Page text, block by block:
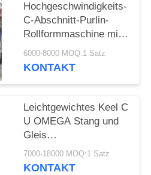
Hochgeschwindigkeits-
C-Abschnitt-Purlin-
Rollformmaschine mit
Kettenübertragung
6000-8000 MOQ:1 Satz
KONTAKT
Leichtgewichtes Keel C
U OMEGA Stang und
Gleis
Rollenformmaschine
Dach Truss Press U
7000-18000 MOQ:1 Satz
KONTAKT